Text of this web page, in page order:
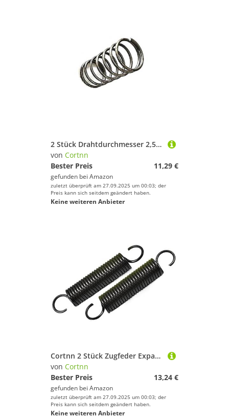
2 Stück Drahtdurchmesser 2,5 mm Außendurchmesser 34/35/36 mm Feder Y-Typ Druckfeder Federstahl Lange Druckfederlänge 20 mm bis 100 mm(60mm,35mm)
von Cortnn
Bester Preis
11,29 €
gefunden bei Amazon
zuletzt überprüft am 27.09.2025 um 00:03; der
Preis kann sich seitdem geändert haben.
Keine weiteren Anbieter
Cortnn 2 Stück Zugfeder Expansionsfedern Drahtdurchmesser 1,0 mm Länge 30 mm-400 mm Außendurchmesser 10 mm(400mm)
von Cortnn
Bester Preis
13,24 €
gefunden bei Amazon
zuletzt überprüft am 27.09.2025 um 00:03; der
Preis kann sich seitdem geändert haben.
Keine weiteren Anbieter